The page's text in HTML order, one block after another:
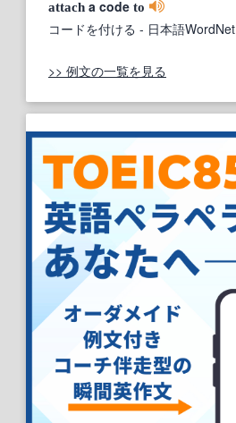
attach a code to
コードを付ける - 日本語WordNet
>> 例文の一覧を見る